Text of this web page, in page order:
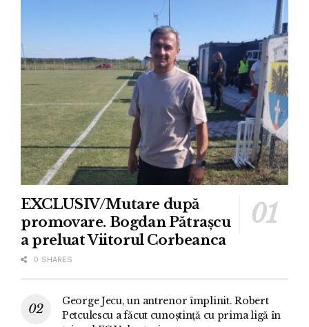
EXCLUSIV/Mutare după
promovare. Bogdan Pătrașcu
a preluat Viitorul Corbeanca
0 SHARES
George Jecu, un antrenor împlinit. Robert
Petculescu a făcut cunoștință cu prima ligă în